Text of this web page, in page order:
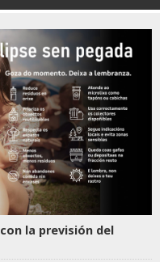
la previsión del